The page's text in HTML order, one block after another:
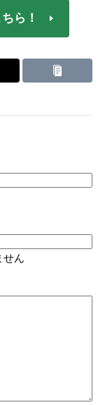
ら！
せん